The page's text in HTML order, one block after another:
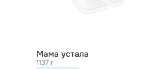
Мама устала
1137 г